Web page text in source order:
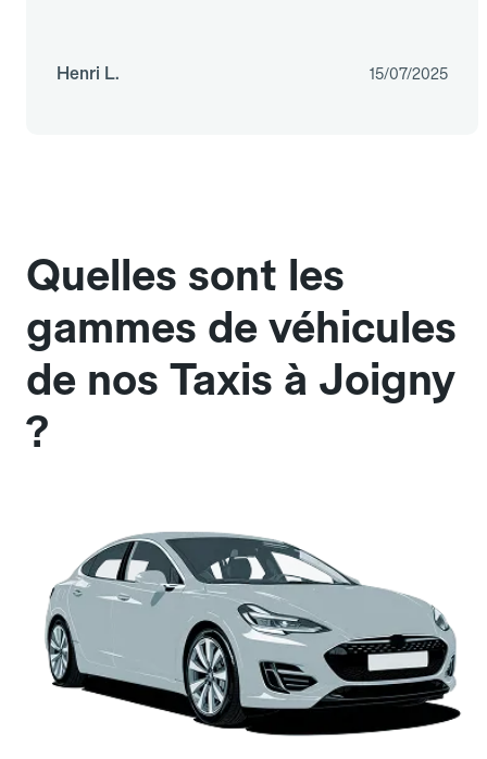
Henri L. 15/07/2025
Quelles sont les
gammes de véhicules
de nos Taxis à Joigny
?